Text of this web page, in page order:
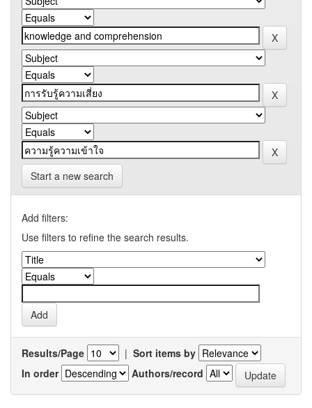
Start a new search
Add filters:
Use filters to refine the search results.
Results/Page | Sort items by
In order
Authors/record